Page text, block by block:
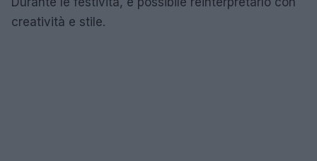
creatività e stile.